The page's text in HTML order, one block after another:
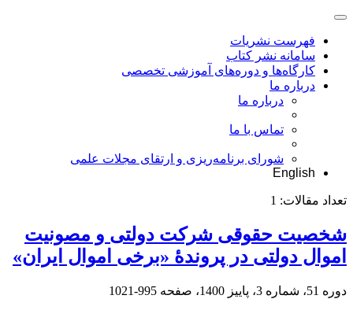
فهرست نشریات
سامانه نشر کتاب
کارگاه‌ها و دوره‌های آموزشی تخصصی
درباره ما
درباره ما
تماس با ما
شورای برنامه‌ریزی و ارتقای مجلات علمی
English
تعداد مقالات: 1
شخصیت ‌حقوقی شرکت ‌دولتی و مصونیت
‌اموال‌ دولتی در پروندۀ «برخی اموال ایران»
دوره 51، شماره 3، پاییز 1400، صفحه 995-1021